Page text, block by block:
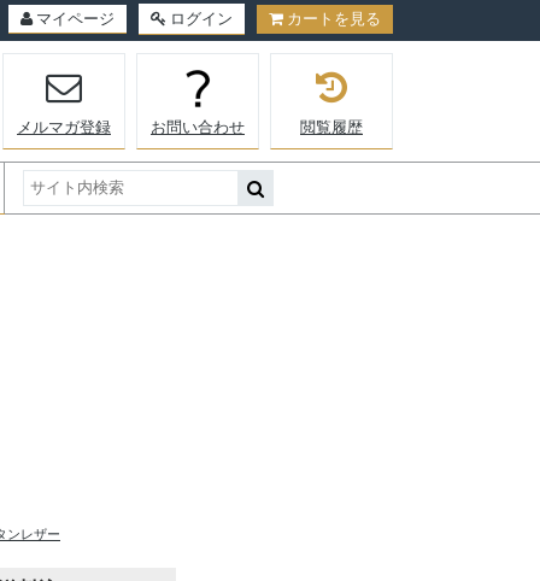
マイページ ログイン カートを見る
メルマガ登録 お問い合わせ 閲覧履歴
ンレザー